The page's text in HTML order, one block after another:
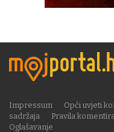
Impressum Opći uvjeti
sadržaja
Pravila
Oglašavanje